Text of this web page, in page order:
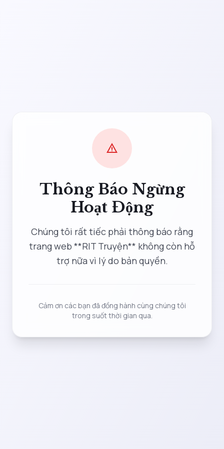
warning
Thông Báo Ngừng
Hoạt Động
Chúng tôi rất tiếc phải thông báo rằng
trang web **RIT Truyện** không còn hỗ
trợ nữa vì lý do bản quyền.
Cảm ơn các bạn đã đồng hành cùng chúng tôi
trong suốt thời gian qua.